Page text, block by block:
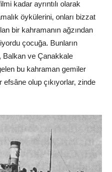
kadar ayrıntılı olarak
öykülerini, onları bizzat
bir kahramanın ağzından
çocuğa. Bunların
Balkan ve Çanakkale
bu kahraman gemiler
olup çıkıyorlar, zinde